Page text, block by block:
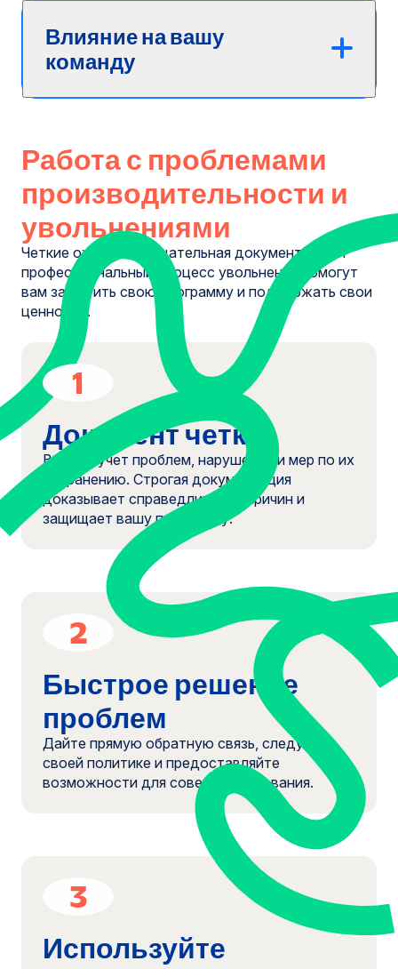
Влияние на вашу
команду
Работа с проблемами
производительности и
увольнениями
Четкие ожидания, тщательная документация и
профессиональный процесс увольнения помогут
вам защитить свою программу и поддержать свои
ценности.
1
Документ четко
Ведите учет проблем, нарушений и мер по их
устранению. Строгая документация
доказывает справедливость причин и
защищает вашу программу.
2
Быстрое решение
проблем
Дайте прямую обратную связь, следуйте
своей политике и предоставляйте
возможности для совершенствования.
3
Используйте